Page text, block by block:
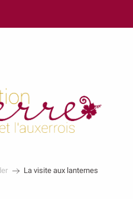
La visite aux lanternes